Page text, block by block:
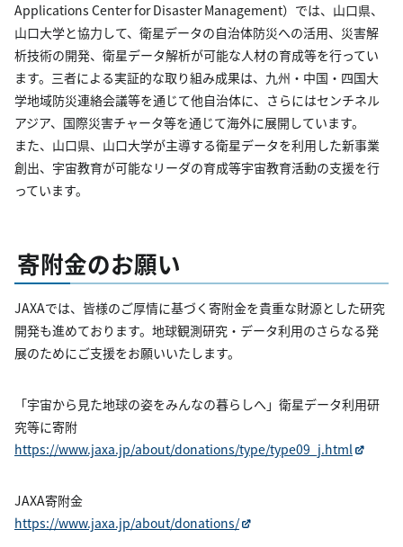
Applications Center for Disaster Management）では、山口県、
山口大学と協力して、衛星データの自治体防災への活用、災害解
析技術の開発、衛星データ解析が可能な人材の育成等を行ってい
ます。三者による実証的な取り組み成果は、九州・中国・四国大
学地域防災連絡会議等を通じて他自治体に、さらにはセンチネル
アジア、国際災害チャータ等を通じて海外に展開しています。
また、山口県、山口大学が主導する衛星データを利用した新事業
創出、宇宙教育が可能なリーダの育成等宇宙教育活動の支援を行
っています。
寄附金のお願い
JAXAでは、皆様のご厚情に基づく寄附金を貴重な財源とした研究
開発も進めております。地球観測研究・データ利用のさらなる発
展のためにご支援をお願いいたします。
「宇宙から見た地球の姿をみんなの暮らしへ」衛星データ利用研
究等に寄附
https://www.jaxa.jp/about/donations/type/type09_j.html
JAXA寄附金
https://www.jaxa.jp/about/donations/